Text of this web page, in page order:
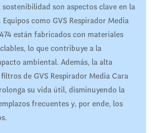
sostenibilidad son aspectos clave en la
como GVS Respirador Media
están fabricados con materiales
lo que contribuye a la
ambiental. Además, la alta
de GVS Respirador Media Cara
su vida útil, disminuyendo la
frecuentes y, por ende, los